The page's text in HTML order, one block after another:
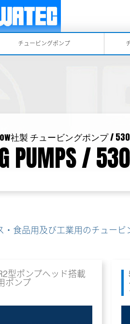
チュービングポンプ
社製 チュービングポンプ /
PUMPS /
・食品用及び工業用のチュービ
型ポンプヘッド搭載
ポンプ